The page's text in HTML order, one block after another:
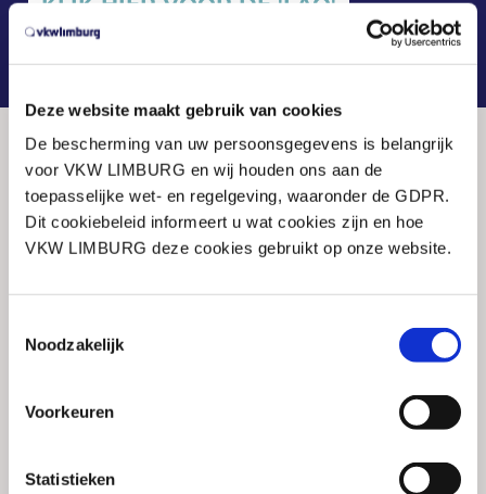
Deze website maakt gebruik van cookies
De bescherming van uw persoonsgegevens is belangrijk
voor VKW LIMBURG en wij houden ons aan de
toepasselijke wet- en regelgeving, waaronder de GDPR.
Dit cookiebeleid informeert u wat cookies zijn en hoe
VKW LIMBURG deze cookies gebruikt op onze website.
Noodzakelijk
Voorkeuren
Statistieken
© 2026 VKW Limburg
Gebruiksvoorwaarden
Contact
info@vkwlimburg.be